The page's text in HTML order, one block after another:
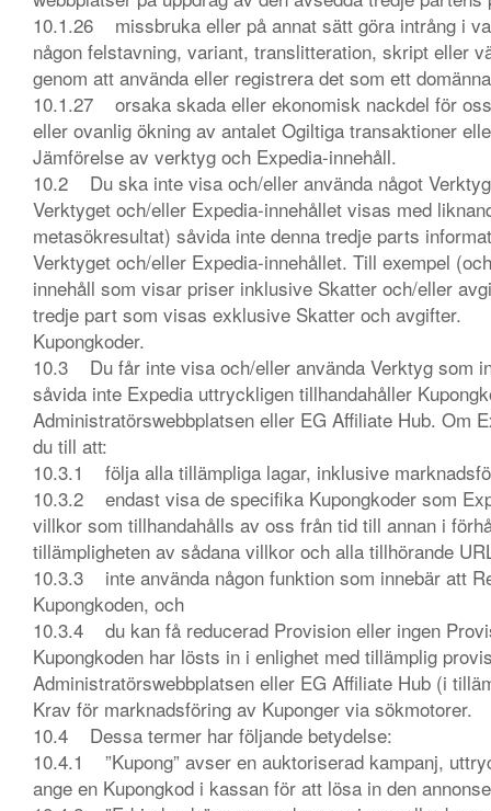
10.1.26 missbruka eller på annat sätt göra intrång i
någon felstavning, variant, translitteration, skript eller
genom att använda eller registrera det som ett
10.1.27 orsaka skada eller ekonomisk nackdel för
eller ovanlig ökning av antalet Ogiltiga transaktioner
Jämförelse av verktyg och Expedia-innehåll.
10.2 Du ska inte visa och/eller använda något
Verktyget och/eller Expedia-innehållet visas med
metasökresultat) såvida inte denna tredje parts
Verktyget och/eller Expedia-innehållet. Till exempel
innehåll som visar priser inklusive Skatter och/eller
tredje part som visas exklusive Skatter och avgifter.
Kupongkoder.
10.3 Du får inte visa och/eller använda Verktyg som
såvida inte Expedia uttryckligen tillhandahåller
Administratörswebbplatsen eller EG Affiliate Hub. Om
du till att:
10.3.1 följa alla tillämpliga lagar, inklusive
10.3.2 endast visa de specifika Kupongkoder som
villkor som tillhandahålls av oss från tid till annan i
tillämpligheten av sådana villkor och alla tillhörande
10.3.3 inte använda någon funktion som innebär att
Kupongkoden, och
10.3.4 du kan få reducerad Provision eller ingen
Kupongkoden har lösts in i enlighet med tillämplig
Administratörswebbplatsen eller EG Affiliate Hub (i
Krav för marknadsföring av Kuponger via sökmotorer.
10.4 Dessa termer har följande betydelse:
10.4.1 ”Kupong” avser en auktoriserad kampanj,
ange en Kupongkod i kassan för att lösa in den